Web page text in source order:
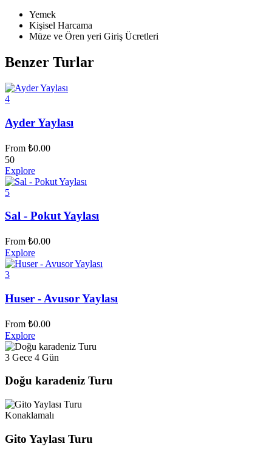
Yemek
Kişisel Harcama
Müze ve Ören yeri Giriş Ücretleri
Benzer Turlar
4
Ayder Yaylası
From ₺0.00
50
Explore
5
Sal - Pokut Yaylası
From ₺0.00
Explore
3
Huser - Avusor Yaylası
From ₺0.00
Explore
3 Gece 4 Gün
Doğu karadeniz Turu
Konaklamalı
Gito Yaylası Turu